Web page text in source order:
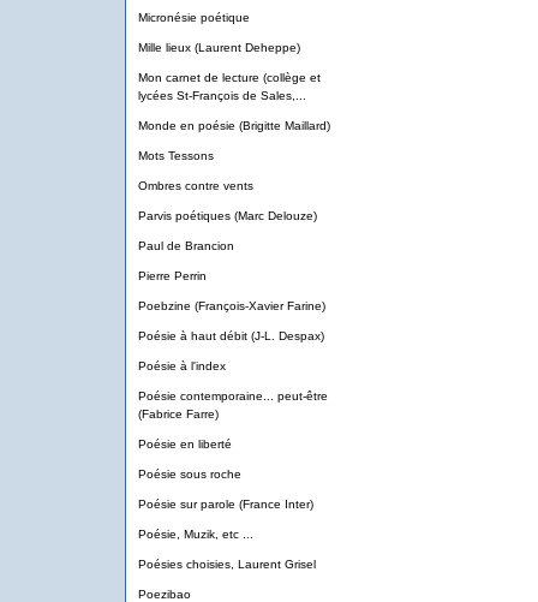
Micronésie poétique
Mille lieux (Laurent Deheppe)
Mon carnet de lecture (collège et
lycées St-François de Sales,...
Monde en poésie (Brigitte Maillard)
Mots Tessons
Ombres contre vents
Parvis poétiques (Marc Delouze)
Paul de Brancion
Pierre Perrin
Poebzine (François-Xavier Farine)
Poésie à haut débit (J-L. Despax)
Poésie à l'index
Poésie contemporaine... peut-être
(Fabrice Farre)
Poésie en liberté
Poésie sous roche
Poésie sur parole (France Inter)
Poésie, Muzik, etc ...
Poésies choisies, Laurent Grisel
Poezibao